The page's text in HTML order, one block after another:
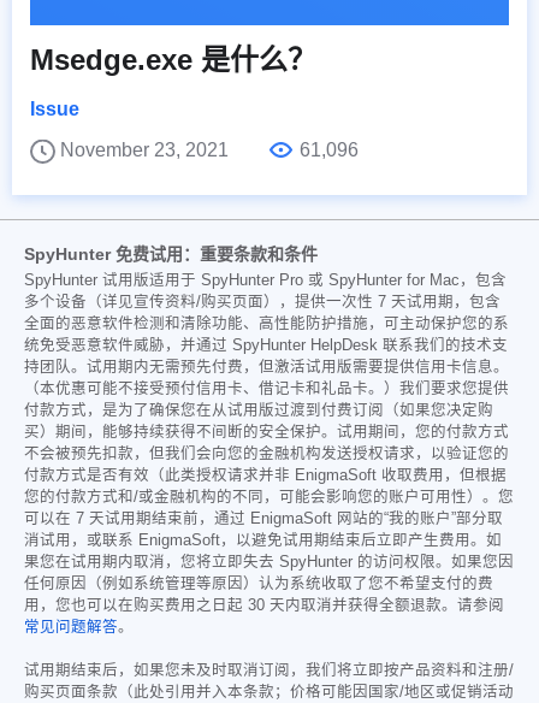
Msedge.exe 是什么？
Issue
November 23, 2021
61,096
SpyHunter 免费试用：重要条款和条件
SpyHunter 试用版适用于 SpyHunter Pro 或 SpyHunter for Mac，包含
多个设备（详见宣传资料/购买页面），提供一次性 7 天试用期，包含
全面的恶意软件检测和清除功能、高性能防护措施，可主动保护您的系
统免受恶意软件威胁，并通过 SpyHunter HelpDesk 联系我们的技术支
持团队。试用期内无需预先付费，但激活试用版需要提供信用卡信息。
（本优惠可能不接受预付信用卡、借记卡和礼品卡。）我们要求您提供
付款方式，是为了确保您在从试用版过渡到付费订阅（如果您决定购
买）期间，能够持续获得不间断的安全保护。试用期间，您的付款方式
不会被预先扣款，但我们会向您的金融机构发送授权请求，以验证您的
付款方式是否有效（此类授权请求并非 EnigmaSoft 收取费用，但根据
您的付款方式和/或金融机构的不同，可能会影响您的账户可用性）。您
可以在 7 天试用期结束前，通过 EnigmaSoft 网站的“我的账户”部分取
消试用，或联系 EnigmaSoft，以避免试用期结束后立即产生费用。如
果您在试用期内取消，您将立即失去 SpyHunter 的访问权限。如果您因
任何原因（例如系统管理等原因）认为系统收取了您不希望支付的费
用，您也可以在购买费用之日起 30 天内取消并获得全额退款。请参阅
常见问题解答。
试用期结束后，如果您未及时取消订阅，我们将立即按产品资料和注册/
购买页面条款（此处引用并入本条款；价格可能因国家/地区或促销活动